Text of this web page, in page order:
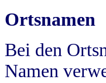
Ortsnamen
Bei den
Namen